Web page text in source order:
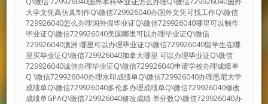
大学文凭高仿真制作Q\微信729926040办国外文凭可找工作Q\微信
729926040怎么办理国外假毕业证Q\微信729926040哪里可以制作
毕业证Q\微信729926040美国哪里可以办理毕业证Q\微信
729926040澳洲 哪里可以办理毕业证Q\微信729926040留学生在哪
里买毕业证Q\微信729926040加拿大哪里 可以办理毕业证Q\微信
729926040诚信办理毕业证Q\微信729926040申请学校办理成绩单
Q \微信729926040办理水印成绩单Q\微信729926040办理悉尼大学
成绩单Q\微信729926040多伦多办理成绩单Q\微信729926040修改
成绩单GPAQ\微信729926040修改成绩 单分数Q\微信729926040办